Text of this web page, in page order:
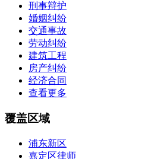
刑事辩护
婚姻纠纷
交通事故
劳动纠纷
建筑工程
房产纠纷
经济合同
查看更多
覆盖区域
浦东新区
嘉定区律师